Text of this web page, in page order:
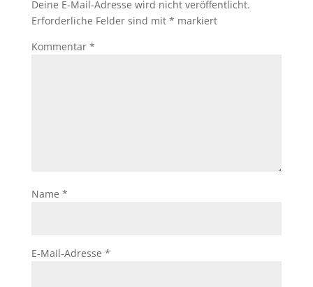
Deine E-Mail-Adresse wird nicht veröffentlicht.
Erforderliche Felder sind mit * markiert
Kommentar *
Name *
E-Mail-Adresse *